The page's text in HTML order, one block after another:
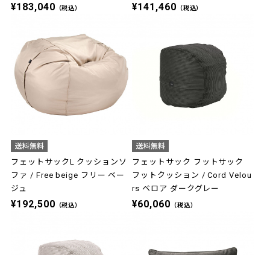
¥183,040 （税込） ¥141,460 （税込）
フェットサックL クッションソ
ファ / Free beige フリー ベー
ジュ
¥192,500 （税込）
フェットサック フットサック
フットクッション / Cord Velou
rs ベロア ダークグレー
¥60,060 （税込）